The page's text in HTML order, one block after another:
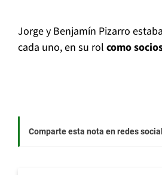
Jorge y Benjamín Pizarro
cada uno, en su rol como
Comparte esta nota en redes